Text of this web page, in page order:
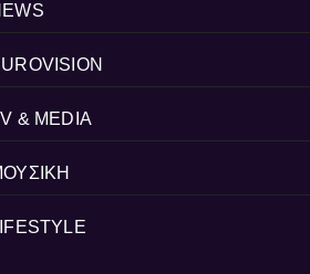
& MEDIA